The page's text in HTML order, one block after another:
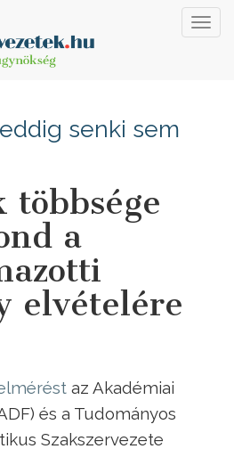
senki sem
a
elvételére
az Akadémiai
és a Tudományos
Szakszervezete